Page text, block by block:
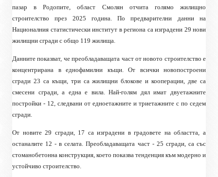
пазар в Родопите, област Смолян отчита голямо жилищно
строителство през 2025 година. По предварителни данни на
Националния статистически институт в региона са изградени 29 нови
жилищни сгради с общо 119 жилища.
Данните показват, че преобладаващата част от новото строителство е
концентрирана в еднофамилни къщи. От всички новопостроени
сгради 23 са къщи, три са жилищни блокове и кооперации, две са
смесени сгради, а една е вила. Най-голям дял имат двуетажните
постройки - 12, следвани от едноетажните и триетажните с по седем
сгради.
От новите 29 сгради, 17 са изградени в градовете на областта, а
останалите 12 - в селата. Преобладаващата част - 25 сгради, са със
стоманобетонна конструкция, което показва тенденция към модерно и
устойчиво строителство.